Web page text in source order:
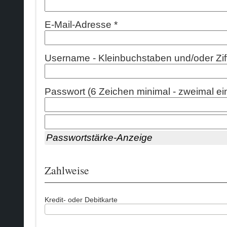
E-Mail-Adresse *
Username - Kleinbuchstaben und/oder
Passwort (6 Zeichen minimal - zweimal
Passwortstärke-Anzeige
Zahlweise
Kredit- oder Debitkarte